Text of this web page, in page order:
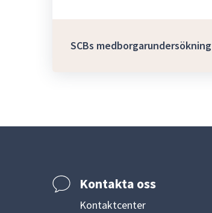
SCBs medborgarundersökning
Kontakta oss
Kontaktcenter